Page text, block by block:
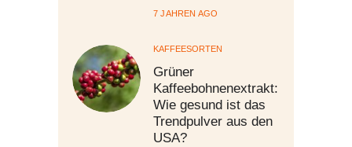
7 JAHREN AGO
KAFFEESORTEN
Grüner
Kaffeebohnenextrakt:
Wie gesund ist das
Trendpulver aus den
USA?